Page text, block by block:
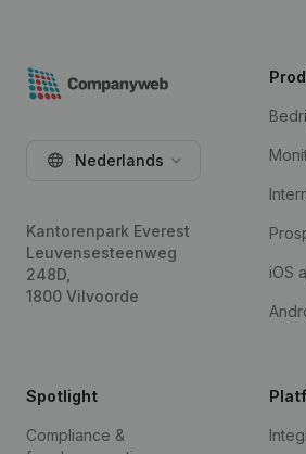
Nederlands
Kantorenpark Everest
Leuvensesteenweg
248D,
1800 Vilvoorde
iOS
Spotlight
Compliance &